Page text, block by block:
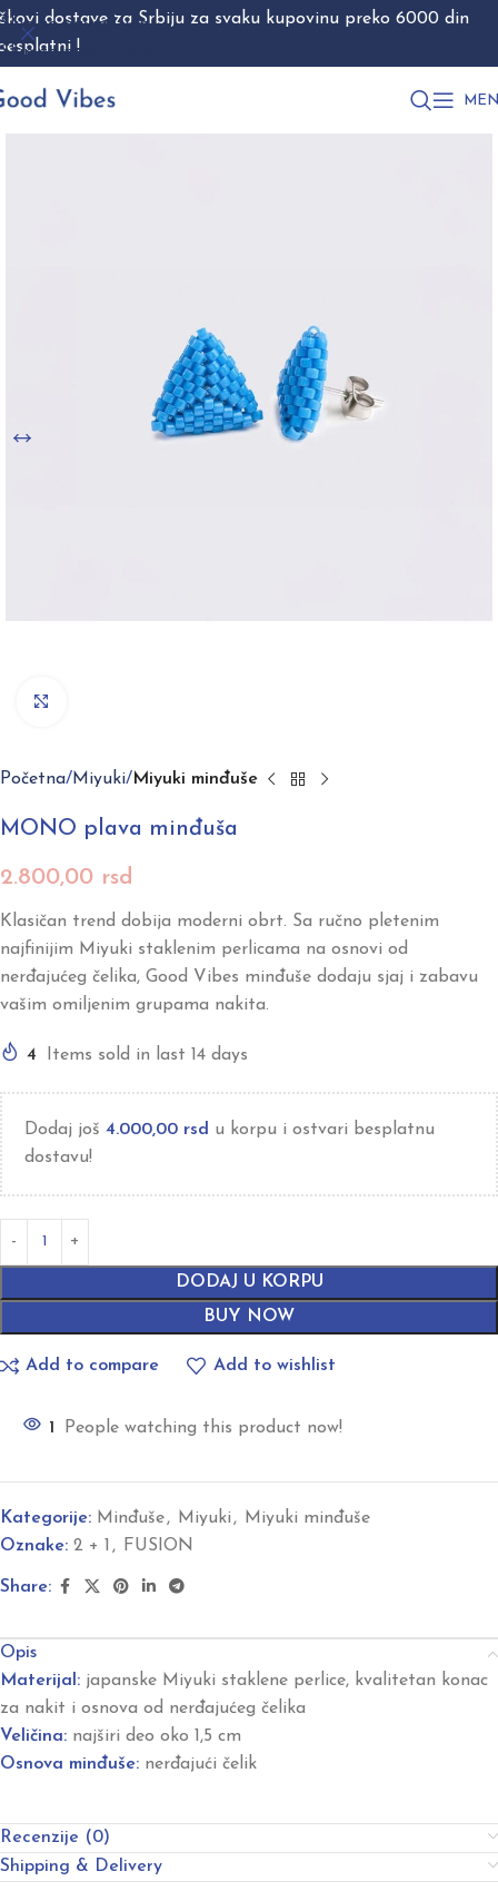
Skip to navigation
Skip to main content
Početna Miyuki Miyuki minđuše
MONO plava minđuša
2.800,00 rsd
Klasičan trend dobija moderni obrt. Sa ručno pletenim
najfinijim Miyuki staklenim perlicama na osnovi od
nerđajućeg čelika, Good Vibes minđuše dodaju sjaj i zabavu
vašim omiljenim grupama nakita.
4 Items sold in last 14 days
Dodaj još 4.000,00 rsd u korpu i ostvari besplatnu
dostavu!
DODAJ U KORPU
BUY NOW
Add to compare Add to wishlist
1 People watching this product now!
Kategorije: Minđuše, Miyuki , Miyuki minđuše
Oznake: 2 + 1 , FUSION
Share:
Opis
Materijal: japanske Miyuki staklene perlice, kvalitetan konac
za nakit i osnova od nerđajućeg čelika
Veličina: najširi deo oko 1,5 cm
Osnova minđuše: nerđajući čelik
Recenzije (0)
Shipping & Delivery
dostave za Srbiju za svaku kupovinu preko 6000 din
!